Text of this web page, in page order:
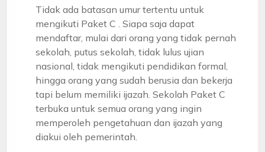
Tidak ada batasan umur tertentu untuk
mengikuti Paket C . Siapa saja dapat
mendaftar, mulai dari orang yang tidak pernah
sekolah, putus sekolah, tidak lulus ujian
nasional, tidak mengikuti pendidikan formal,
hingga orang yang sudah berusia dan bekerja
tapi belum memiliki ijazah. Sekolah Paket C
terbuka untuk semua orang yang ingin
memperoleh pengetahuan dan ijazah yang
diakui oleh pemerintah.